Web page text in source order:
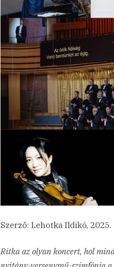
Szerző: Lehotka Ildikó,
Ritka az olyan koncert, hol